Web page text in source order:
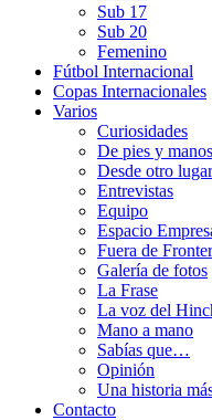
Sub 17
Sub 20
Femenino
Fútbol Internacional
Copas Internacionales
Varios
Curiosidades
De pies y manos
Desde otro lugar
Entrevistas
Equipo
Espacio
Fuera de
Galería de fotos
La Frase
La voz del
Mano a mano
Sabías que…
Opinión
Una historia
Contacto